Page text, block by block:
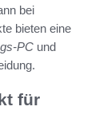
bei
bieten eine
PC und
für